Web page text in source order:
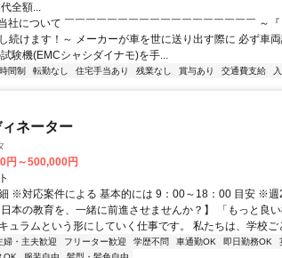
全額...
社について ￣￣￣￣￣￣￣￣￣￣￣￣￣￣￣￣￣￣ ～『
続けます！～ メーカーが車を世に送り出す際に 必ず車
験機(EMCシャシダイナモ)を手...
間制 転勤なし 住宅手当あり 残業なし 賞与あり 交通費支給
ネーター
円～500,000円
※対応案件による 基本的には 9：00～18：00 目安 ※週
本の教育を、一緒に前進させませんか？】 「もっと良
ュラムという形にしていく仕事です。 私たちは、学校
婦・主夫歓迎 フリーター歓迎 学歴不問 車通勤OK 即日勤務OK